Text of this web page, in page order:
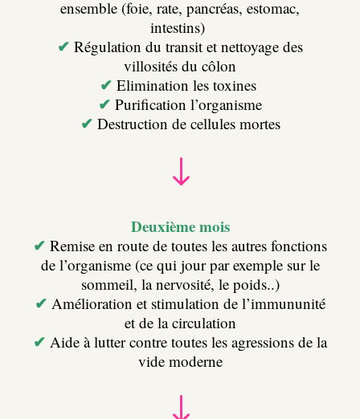
ensemble (foie, rate, pancréas, estomac,
intestins)
✔ Régulation du transit et nettoyage des
villosités du côlon
✔ Elimination les toxines
✔ Purification l’organisme
✔ Destruction de cellules mortes
"
Deuxième mois
✔ Remise en route de toutes les autres fonctions
de l’organisme (ce qui jour par exemple sur le
sommeil, la nervosité, le poids..)
✔ Amélioration et stimulation de l’immununité
et de la circulation
✔ Aide à lutter contre toutes les agressions de la
vide moderne
"